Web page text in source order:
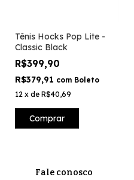
Tênis Hocks Pop Lite -
Classic Black
R$399,90
R$379,91 com Boleto
12 x de R$40,69
Comprar
Fale conosco